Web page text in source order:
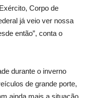
Corpo de
já veio ver nossa
então”, conta o
durante o inverno
de grande porte,
ainda mais a situação